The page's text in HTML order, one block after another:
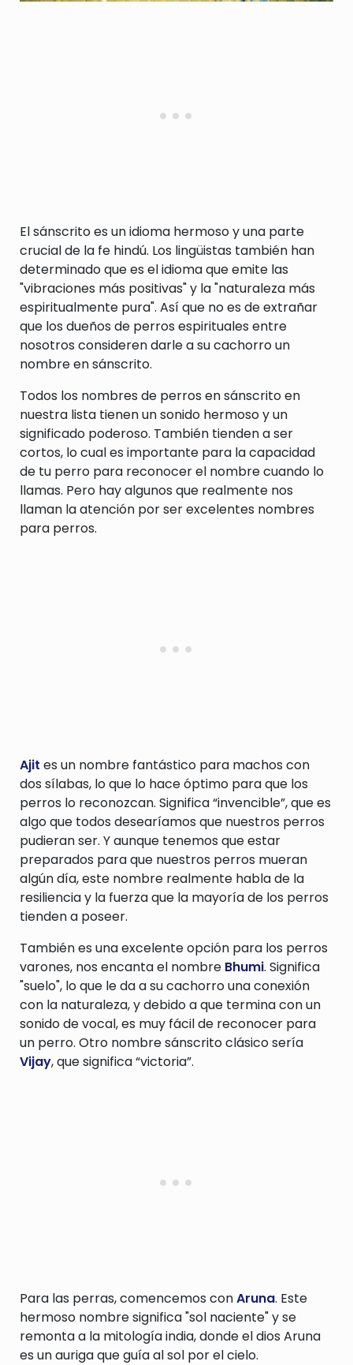
El sánscrito es un idioma hermoso y una parte
crucial de la fe hindú. Los lingüistas también han
determinado que es el idioma que emite las
"vibraciones más positivas" y la "naturaleza más
espiritualmente pura". Así que no es de extrañar
que los dueños de perros espirituales entre
nosotros consideren darle a su cachorro un
nombre en sánscrito.
Todos los nombres de perros en sánscrito en
nuestra lista tienen un sonido hermoso y un
significado poderoso. También tienden a ser
cortos, lo cual es importante para la capacidad
de tu perro para reconocer el nombre cuando lo
llamas. Pero hay algunos que realmente nos
llaman la atención por ser excelentes nombres
para perros.
Ajit es un nombre fantástico para machos con
dos sílabas, lo que lo hace óptimo para que los
perros lo reconozcan. Significa “invencible”, que es
algo que todos desearíamos que nuestros perros
pudieran ser. Y aunque tenemos que estar
preparados para que nuestros perros mueran
algún día, este nombre realmente habla de la
resiliencia y la fuerza que la mayoría de los perros
tienden a poseer.
También es una excelente opción para los perros
varones, nos encanta el nombre Bhumi. Significa
"suelo", lo que le da a su cachorro una conexión
con la naturaleza, y debido a que termina con un
sonido de vocal, es muy fácil de reconocer para
un perro. Otro nombre sánscrito clásico sería
Vijay, que significa “victoria”.
Para las perras, comencemos conAruna. Este
hermoso nombre significa "sol naciente" y se
remonta a la mitología india, donde el dios Aruna
es un auriga que guía al sol por el cielo.